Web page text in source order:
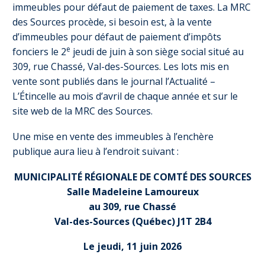
immeubles pour défaut de paiement de taxes. La MRC
des Sources procède, si besoin est, à la vente
d’immeubles pour défaut de paiement d’impôts
fonciers le 2e jeudi de juin à son siège social situé au
309, rue Chassé, Val-des-Sources. Les lots mis en
vente sont publiés dans le journal l’Actualité –
L’Étincelle au mois d’avril de chaque année et sur le
site web de la MRC des Sources.
Une mise en vente des immeubles à l’enchère
publique aura lieu à l’endroit suivant :
MUNICIPALITÉ RÉGIONALE DE COMTÉ DES SOURCES
Salle Madeleine Lamoureux
au 309, rue Chassé
Val-des-Sources (Québec) J1T 2B4
Le jeudi, 11 juin 2026